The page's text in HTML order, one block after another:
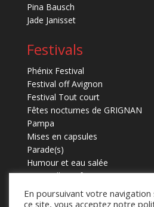
Pina Bausch
Jade Janisset
Festivals
Phénix Festival
Festival off Avignon
Festival Tout court
Fêtes nocturnes de GRIGNAN
Pampa
Mises en capsules
Parade(s)
Humour et eau salée
Marmaille en fugues
En poursuivant votre navigation
ce site, vous acceptez notre